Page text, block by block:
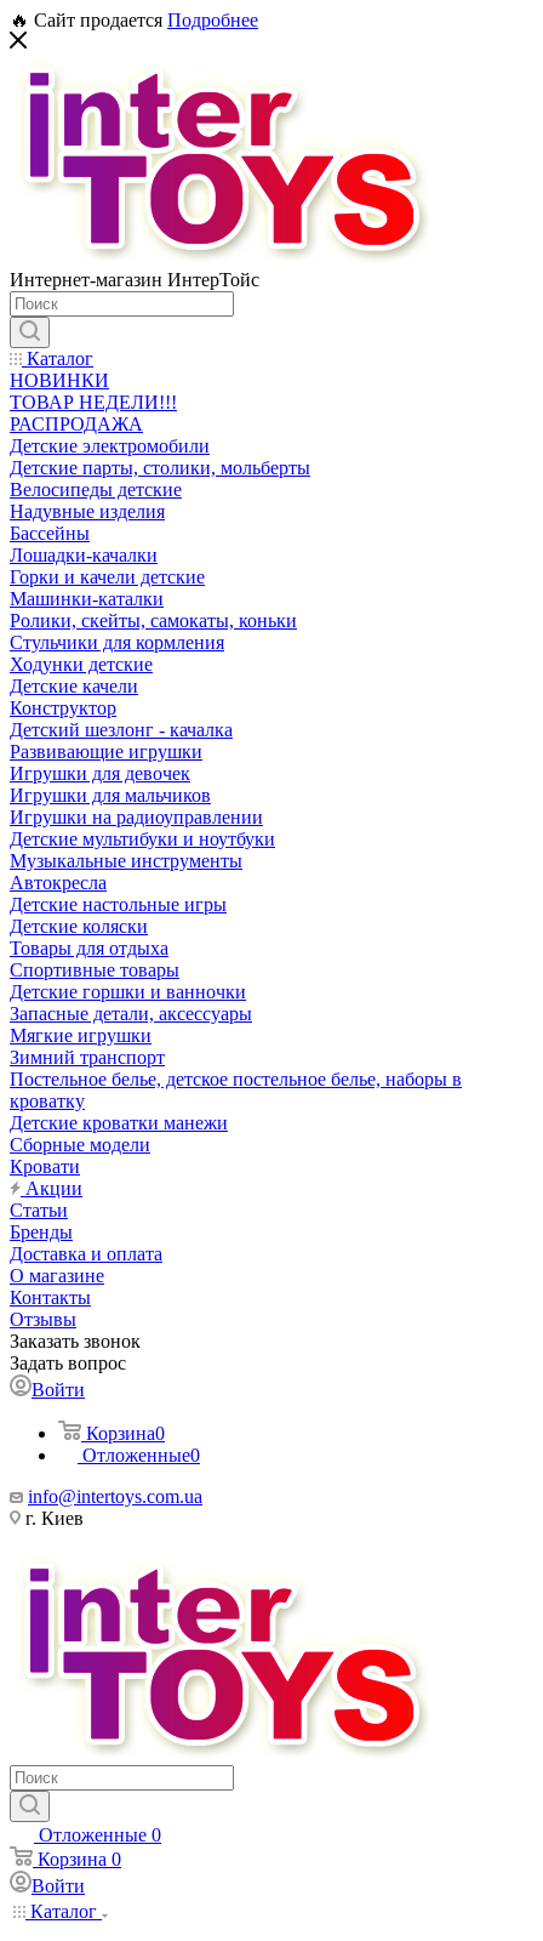
🔥 Сайт продается Подробнее
Интернет-магазин ИнтерТойс
Каталог
НОВИНКИ
ТОВАР НЕДЕЛИ!!!
РАСПРОДАЖА
Детские электромобили
Детские парты, столики, мольберты
Велосипеды детские
Надувные изделия
Бассейны
Лошадки-качалки
Горки и качели детские
Машинки-каталки
Ролики, скейты, самокаты, коньки
Стульчики для кормления
Ходунки детские
Детские качели
Конструктор
Детский шезлонг - качалка
Развивающие игрушки
Игрушки для девочек
Игрушки для мальчиков
Игрушки на радиоуправлении
Детские мультибуки и ноутбуки
Музыкальные инструменты
Автокресла
Детские настольные игры
Детские коляски
Товары для отдыха
Спортивные товары
Детские горшки и ванночки
Запасные детали, аксессуары
Мягкие игрушки
Зимний транспорт
Постельное белье, детское постельное белье, наборы в
кроватку
Детские кроватки манежи
Сборные модели
Кровати
Акции
Статьи
Бренды
Доставка и оплата
О магазине
Контакты
Отзывы
Заказать звонок
Задать вопрос
Войти
Корзина0
Отложенные0
info@intertoys.com.ua
г. Киев
Отложенные 0
Корзина 0
Войти
Каталог